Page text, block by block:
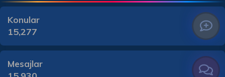
Konular
15,277
Mesajlar